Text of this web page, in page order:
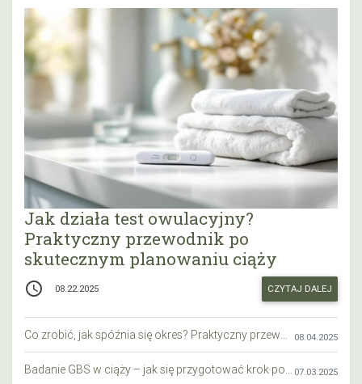
Jak działa test owulacyjny?
Praktyczny przewodnik po
skutecznym planowaniu ciąży
access_time 08.22.2025 CZYTAJ DALEJ
08.04.2025
07.03.2025